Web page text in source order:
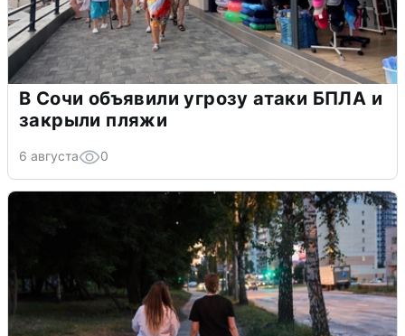
В Сочи объявили угрозу атаки БПЛА и
закрыли пляжи
6 августа 0